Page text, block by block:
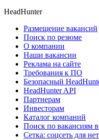
HeadHunter
Размещение вакансий
Поиск по резюме
О компании
Наши вакансии
Реклама на сайте
Требования к ПО
Безопасный
HeadHunter API
Партнерам
Инвесторам
Каталог компаний
Поиск по вакансиям
Сетка: соцсеть для